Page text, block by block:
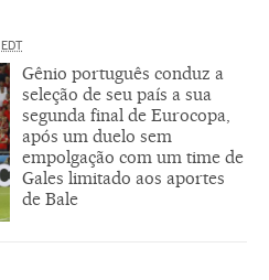
EDT
Gênio português conduz a
seleção de seu país a sua
segunda final de Eurocopa,
após um duelo sem
empolgação com um time de
Gales limitado aos aportes
de Bale